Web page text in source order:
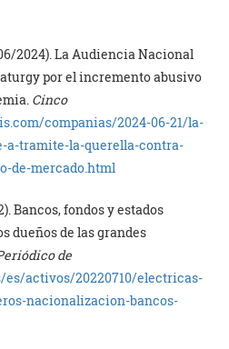
2024). La Audiencia Nacional
por el incremento abusivo
Cinco
companias/2024-06-21/la-
tramite-la-querella-contra-
de-mercado.html
Bancos, fondos y estados
dueños de las grandes
de
es/activos/20220710/electricas-
nacionalizacion-bancos-